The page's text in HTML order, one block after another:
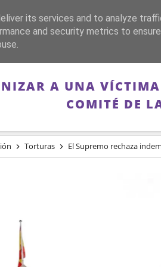
FRANQUISMO GUERRA
A UNA
COMITÉ DE
Torturas El Supremo rechaza indemnizar a una víctima
its services and to analyze
and security metrics to